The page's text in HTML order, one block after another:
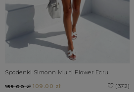
Spodenki Simonn Multi Flower Ecru
(372)
159.00 zł109.00 zł